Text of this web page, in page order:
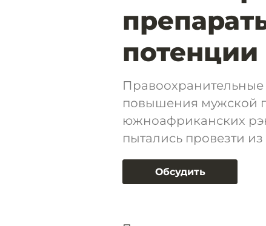
потенции
повышения мужской
южноафриканских
пытались провезти
Обсудить